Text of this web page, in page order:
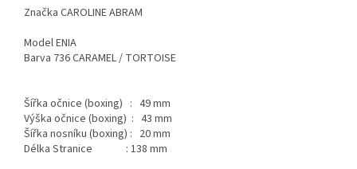
Značka CAROLINE ABRAM
Model ENIA
Barva 736CARAMEL / TORTOISE
Šířka očnice (boxing) : 49 mm
Výška očnice (boxing) : 43 mm
Šířka nosníku (boxing) : 20 mm
Délka Stranice : 138 mm